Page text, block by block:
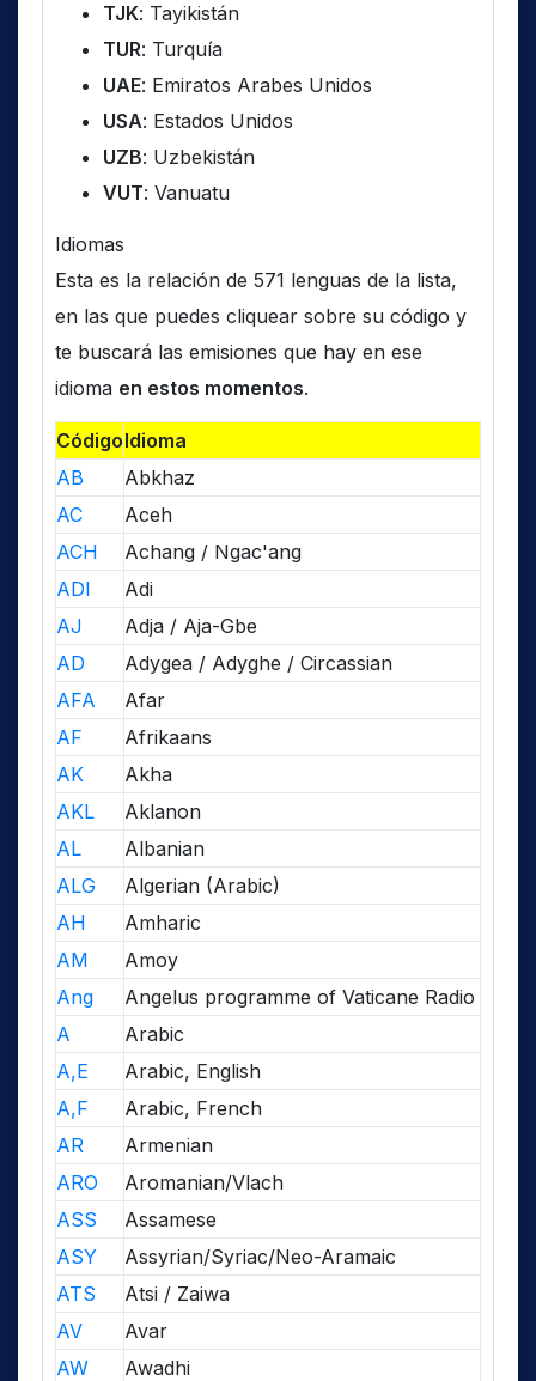
TJK: Tayikistán
TUR: Turquía
UAE: Emiratos Arabes Unidos
USA: Estados Unidos
UZB: Uzbekistán
VUT: Vanuatu
Idiomas
Esta es la relación de 571 lenguas de la lista,
en las que puedes cliquear sobre su código y
te buscará las emisiones que hay en ese
idioma en estos momentos.
CódigoIdioma
AB
Abkhaz
AC
Aceh
ACH
Achang / Ngac'ang
ADI
Adi
AJ
Adja / Aja-Gbe
AD
Adygea / Adyghe / Circassian
AFA
Afar
AF
Afrikaans
AK
Akha
AKL
Aklanon
AL
Albanian
ALG
Algerian (Arabic)
AH
Amharic
AM
Amoy
Ang
Angelus programme of Vaticane Radio
A
Arabic
A,E
Arabic, English
A,F
Arabic, French
AR
Armenian
ARO
Aromanian/Vlach
ASS
Assamese
ASY
Assyrian/Syriac/Neo-Aramaic
ATS
Atsi / Zaiwa
AV
Avar
AW
Awadhi